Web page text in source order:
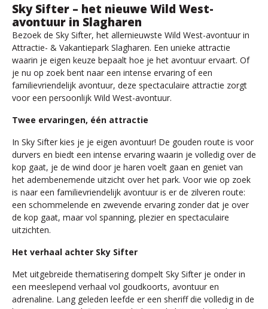
Sky Sifter – het nieuwe Wild West-
avontuur in Slagharen
Bezoek de Sky Sifter, het allernieuwste Wild West-avontuur in
Attractie- & Vakantiepark Slagharen. Een unieke attractie
waarin je eigen keuze bepaalt hoe je het avontuur ervaart. Of
je nu op zoek bent naar een intense ervaring of een
familievriendelijk avontuur, deze spectaculaire attractie zorgt
voor een persoonlijk Wild West-avontuur.
Twee ervaringen, één attractie
In Sky Sifter kies je je eigen avontuur! De gouden route is voor
durvers en biedt een intense ervaring waarin je volledig over de
kop gaat, je de wind door je haren voelt gaan en geniet van
het adembenemende uitzicht over het park. Voor wie op zoek
is naar een familievriendelijk avontuur is er de zilveren route:
een schommelende en zwevende ervaring zonder dat je over
de kop gaat, maar vol spanning, plezier en spectaculaire
uitzichten.
Het verhaal achter Sky Sifter
Met uitgebreide thematisering dompelt Sky Sifter je onder in
een meeslepend verhaal vol goudkoorts, avontuur en
adrenaline. Lang geleden leefde er een sheriff die volledig in de